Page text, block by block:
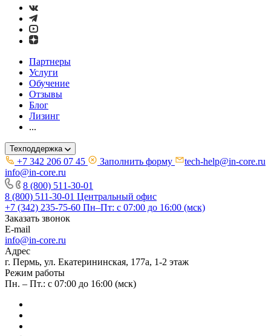
Партнеры
Услуги
Обучение
Отзывы
Блог
Лизинг
...
Техподдержка
+7 342 206 07 45 Заполнить форму
tech-help@in-core.ru
info@in-core.ru
8 (800) 511-30-01
8 (800) 511-30-01 Центральный офис
+7 (342) 235-75-60 Пн–Пт: с 07:00 до 16:00 (мск)
Заказать звонок
E-mail
info@in-core.ru
Адрес
г. Пермь, ул. ​Екатерининская, 177а, ​1-2 этаж
Режим работы
Пн. – Пт.: с 07:00 до 16:00 (мск)